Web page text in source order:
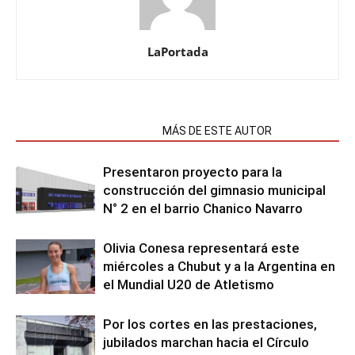
LaPortada
MÁS DE ESTE AUTOR
Presentaron proyecto para la
construcción del gimnasio municipal
N° 2 en el barrio Chanico Navarro
Olivia Conesa representará este
miércoles a Chubut y a la Argentina en
el Mundial U20 de Atletismo
Por los cortes en las prestaciones,
jubilados marchan hacia el Círculo